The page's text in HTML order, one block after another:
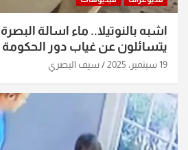
اشبه بالنوتيلا.. ماء اسالة
يتسائلون عن غياب دور الحكومة
19 سبتمبر، 2025 سيف البصري